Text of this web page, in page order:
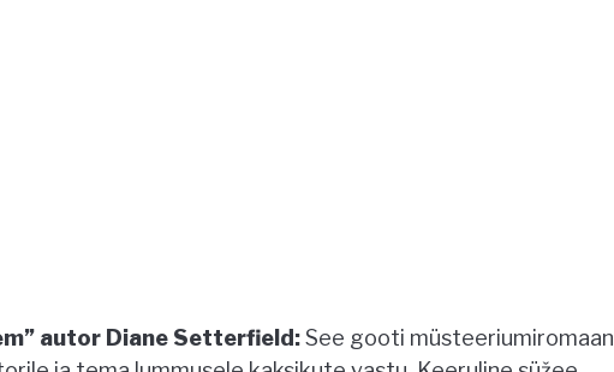
autor Diane Setterfield:See gooti müsteeriumiromaan